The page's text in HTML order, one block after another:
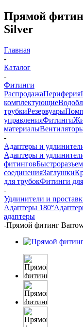
Прямой
Silver
Главная
-
Каталог
-
Фитинги
РаспродажаПериферия
комплектующие
трубкиРезервуары
управленияФитинги
материалы
-
Адаптеры и
Адаптеры и
фитингов
соединенияЗаглушки
для трубокФитинги
-
Удлинители и
Адаптеры 180°
адаптеры
-Прямой фитинг